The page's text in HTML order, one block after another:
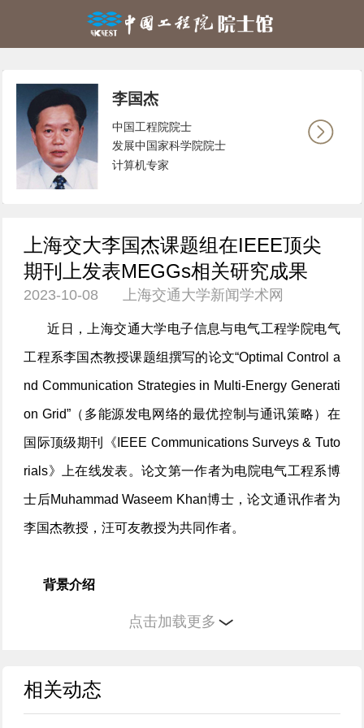
李国杰
中国工程院院士
发展中国家科学院院士
计算机专家
上海交大李国杰课题组在IEEE顶尖
期刊上发表MEGGs相关研究成果
2023-10-08 上海交通大学新闻学术网
近日，上海交通大学电子信息与电气工程学院电气
工程系李国杰教授课题组撰写的论文“Optimal Control a
nd Communication Strategies in Multi-Energy Generati
on Grid”（多能源发电网络的最优控制与通讯策略）在
国际顶级期刊《IEEE Communications Surveys & Tuto
rials》上在线发表。论文第一作者为电院电气工程系博
士后Muhammad Waseem Khan博士，论文通讯作者为
李国杰教授，汪可友教授为共同作者。
背景介绍
s, MEGGs)是实现偏远地区可靠、环保供电的最优方
点击加载更多
相关动态